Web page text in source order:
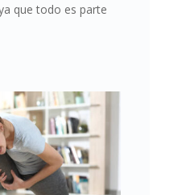
que todo es parte